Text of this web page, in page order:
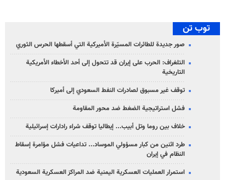
توب تن
صور جديدة للطائرات المسيّرة الأميركية التي أسقطها الحرس الثوري
التلغراف: الحرب على إيران قد تتحول إلى أحد الأخطاء الأمريكية
التاريخية
توقف غير مسبوق لصادرات النفط السعودي إلى أميركا
فشل استراتيجية الضغط ضد محور المقاومة
خلاف بين روما وتل أبيب... إيطاليا توقف شراء رادارات إسرائيلية
طرد اثنين من كبار مسؤولي الموساد... تداعيات فشل مؤامرة إسقاط
النظام في إيران
استمرار العمليات العسكرية اليمنية ضد المراكز العسكرية السعودية